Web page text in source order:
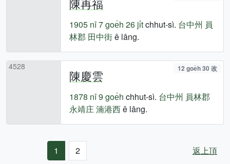
陳再福
1905 nî7 goe̍h 26 ji̍tchhut-sì. 台中州 員
林郡 田中街ê lâng.
4528
陳慶雲 12 goe̍h 30 改
1878 nî9 goe̍h chhut-sì. 台中州 員林郡
永靖庄湳港西ê lâng.
1 2 返上頂